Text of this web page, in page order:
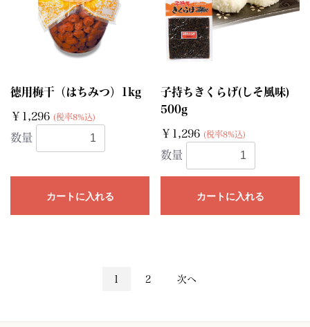
徳用梅干（はちみつ）1kg
￥1,296 (税率8%込)
数量
カートに入れる
子持ちきくらげ(しそ風味)
500g
￥1,296 (税率8%込)
数量
カートに入れる
1 2 次へ